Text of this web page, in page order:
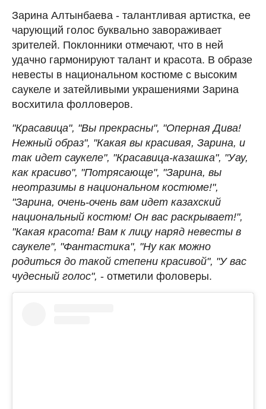
Зарина Алтынбаева - талантливая артистка, ее
чарующий голос буквально завораживает
зрителей. Поклонники отмечают, что в ней
удачно гармонируют талант и красота. В образе
невесты в национальном костюме с высоким
саукеле и затейливыми украшениями Зарина
восхитила фолловеров.
"Красавица", "Вы прекрасны", "Оперная Дива!
Нежный образ", "Какая вы красивая, Зарина, и
так идет саукеле", "Красавица-казашка", "Уау,
как красиво", "Потрясающе", "Зарина, вы
неотразимы в национальном костюме!",
"Зарина, очень-очень вам идет казахский
национальный костюм! Он вас раскрывает!",
"Какая красота! Вам к лицу наряд невесты в
саукеле", "Фантастика", "Ну как можно
родиться до такой степени красивой", "У вас
чудесный голос", - отметили фоловеры.